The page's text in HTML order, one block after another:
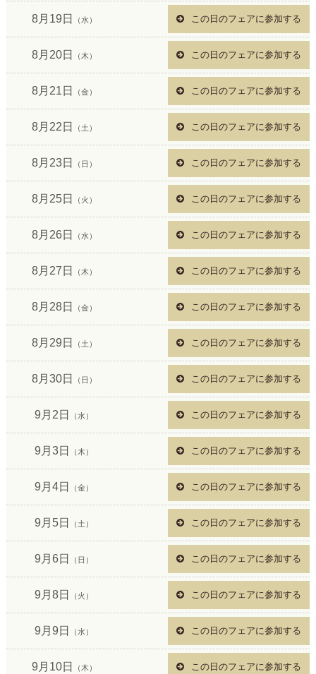
8月19日 （水） この日のフェアに参加する
8月20日 （木） この日のフェアに参加する
8月21日 （金） この日のフェアに参加する
8月22日 （土） この日のフェアに参加する
8月23日 （日） この日のフェアに参加する
8月25日 （火） この日のフェアに参加する
8月26日 （水） この日のフェアに参加する
8月27日 （木） この日のフェアに参加する
8月28日 （金） この日のフェアに参加する
8月29日 （土） この日のフェアに参加する
8月30日 （日） この日のフェアに参加する
9月2日 （水） この日のフェアに参加する
9月3日 （木） この日のフェアに参加する
9月4日 （金） この日のフェアに参加する
9月5日 （土） この日のフェアに参加する
9月6日 （日） この日のフェアに参加する
9月8日 （火） この日のフェアに参加する
9月9日 （水） この日のフェアに参加する
9月10日 （木） この日のフェアに参加する